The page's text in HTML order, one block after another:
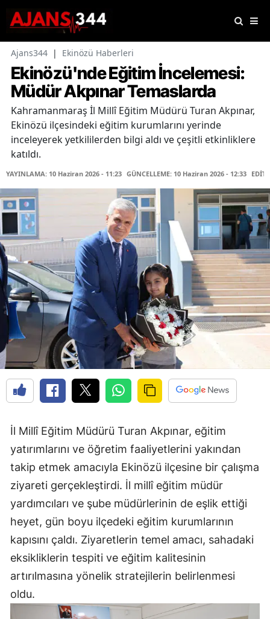
Ajans344 | Ekinözü Haberleri
Ekinözü'nde Eğitim İncelemesi:
Müdür Akpınar Temaslarda
Kahramanmaraş İl Millî Eğitim Müdürü Turan Akpınar,
Ekinözü ilçesindeki eğitim kurumlarını yerinde
inceleyerek yetkililerden bilgi aldı ve çeşitli etkinliklere
katıldı.
YAYINLAMA: 10 Haziran 2026 - 11:23 GÜNCELLEME: 10 Haziran 2026 - 12:33
İl Millî Eğitim Müdürü Turan Akpınar, eğitim
yatırımlarını ve öğretim faaliyetlerini yakından
takip etmek amacıyla Ekinözü ilçesine bir çalışma
ziyareti gerçekleştirdi. İl millî eğitim müdür
yardımcıları ve şube müdürlerinin de eşlik ettiği
heyet, gün boyu ilçedeki eğitim kurumlarının
kapısını çaldı. Ziyaretlerin temel amacı, sahadaki
eksikliklerin tespiti ve eğitim kalitesinin
artırılmasına yönelik stratejilerin belirlenmesi
oldu.